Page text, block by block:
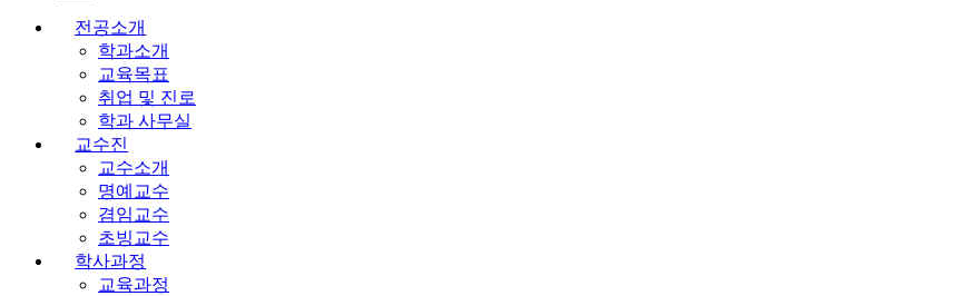
전공소개
학과소개
교육목표
취업 및 진로
학과 사무실
교수진
교수소개
명예교수
겸임교수
초빙교수
학사과정
교육과정